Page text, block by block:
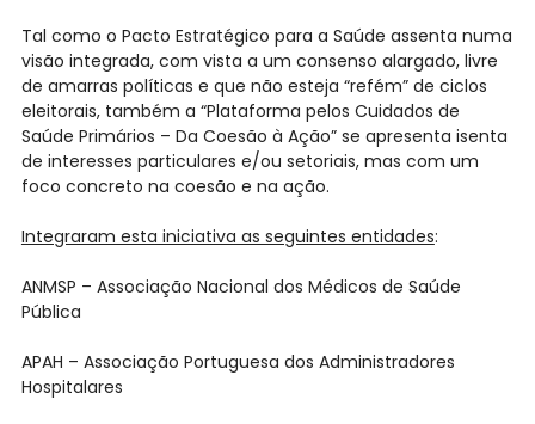
Tal como o Pacto Estratégico para a Saúde assenta numa
visão integrada, com vista a um consenso alargado, livre
de amarras políticas e que não esteja “refém” de ciclos
eleitorais, também a “Plataforma pelos Cuidados de
Saúde Primários – Da Coesão à Ação” se apresenta isenta
de interesses particulares e/ou setoriais, mas com um
foco concreto na coesão e na ação.
Integraram esta iniciativa as seguintes entidades:
ANMSP – Associação Nacional dos Médicos de Saúde
Pública
APAH – Associação Portuguesa dos Administradores
Hospitalares